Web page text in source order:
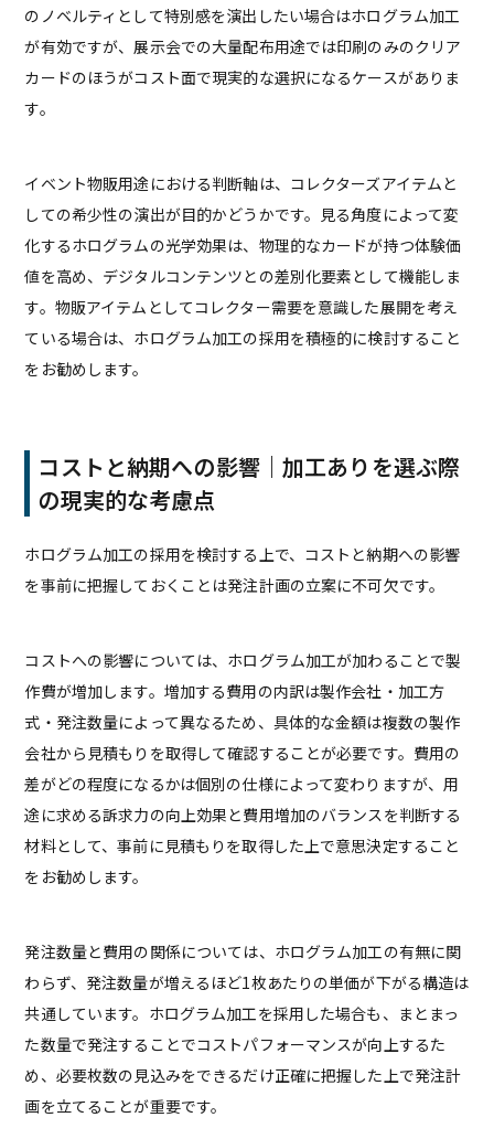
のノベルティとして特別感を演出したい場合はホログラム加工
が有効ですが、展示会での大量配布用途では印刷のみのクリア
カードのほうがコスト面で現実的な選択になるケースがありま
す。
イベント物販用途における判断軸は、コレクターズアイテムと
しての希少性の演出が目的かどうかです。見る角度によって変
化するホログラムの光学効果は、物理的なカードが持つ体験価
値を高め、デジタルコンテンツとの差別化要素として機能しま
す。物販アイテムとしてコレクター需要を意識した展開を考え
ている場合は、ホログラム加工の採用を積極的に検討すること
をお勧めします。
コストと納期への影響｜加工ありを選ぶ際
の現実的な考慮点
ホログラム加工の採用を検討する上で、コストと納期への影響
を事前に把握しておくことは発注計画の立案に不可欠です。
コストへの影響については、ホログラム加工が加わることで製
作費が増加します。増加する費用の内訳は製作会社・加工方
式・発注数量によって異なるため、具体的な金額は複数の製作
会社から見積もりを取得して確認することが必要です。費用の
差がどの程度になるかは個別の仕様によって変わりますが、用
途に求める訴求力の向上効果と費用増加のバランスを判断する
材料として、事前に見積もりを取得した上で意思決定すること
をお勧めします。
発注数量と費用の関係については、ホログラム加工の有無に関
わらず、発注数量が増えるほど1枚あたりの単価が下がる構造は
共通しています。ホログラム加工を採用した場合も、まとまっ
た数量で発注することでコストパフォーマンスが向上するた
め、必要枚数の見込みをできるだけ正確に把握した上で発注計
画を立てることが重要です。